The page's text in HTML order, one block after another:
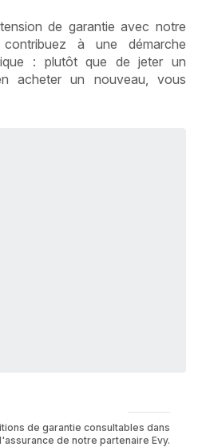
de garantie avec notre
à une démarche
: plutôt que de jeter un
acheter un nouveau, vous
de garantie consultables dans
de notre partenaire Evy.